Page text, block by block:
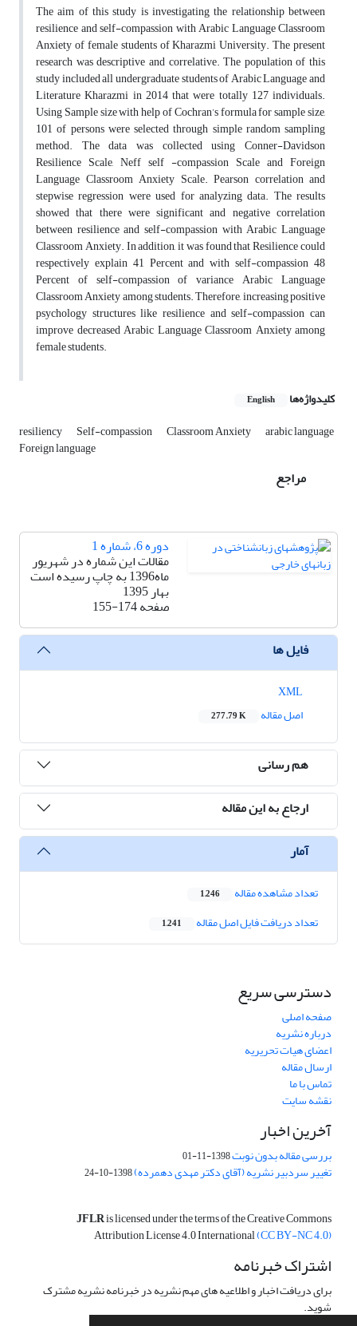
The aim of this study is investigating the relationship between
resilience and self-compassion with Arabic Language Classroom
Anxiety of female students of Kharazmi University. The present
research was descriptive and correlative. The population of this
study included all undergraduate students of Arabic Language and
Literature Kharazmi in 2014 that were totally 127 individuals.
Using Sample size with help of Cochran’s formula for sample size,
101 of persons were selected through simple random sampling
method. The data was collected using Conner-Davidson
Resilience Scale, Neff self -compassion Scale and Foreign
Language Classroom Anxiety Scale. Pearson correlation and
stepwise regression were used for analyzing data. The results
showed that there were significant and negative correlation
between resilience and self-compassion with Arabic Language
Classroom Anxiety. In addition, it was found that Resilience could
respectively explain 41 Percent and with self-compassion 48
Percent of self-compassion of variance Arabic Language
Classroom Anxiety among students. Therefore, increasing positive
psychology structures like resilience and self-compassion can
improve decreased Arabic Language Classroom Anxiety among
female students.
کلیدواژه‌ها English
resiliency Self-compassion Classroom Anxiety arabic language
Foreign language
مراجع
دوره 6، شماره 1
مقالات این شماره در شهریور
ماه1396 به چاپ رسیده است
بهار 1395
صفحه155-174
فایل ها
اصل مقاله
277.79 K
هم رسانی
ارجاع به این مقاله
آمار
تعداد مشاهده مقاله 1,246
تعداد دریافت فایل اصل مقاله 1,241
دسترسی سریع
صفحه اصلی
درباره نشریه
اعضای هیات تحریریه
ارسال مقاله
تماس با ما
نقشه سایت
آخرین اخبار
بررسی مقاله بدون نوبت1398-11-01
تغییر سردبیر نشریه (آقای دکتر مهدی دهمرده)1398-10-24
JFLRis licensed under the terms of the Creative Commons
Attribution License 4.0 International(CC BY-NC 4.0)
اشتراک خبرنامه
برای دریافت اخبار و اطلاعیه های مهم نشریه در خبرنامه نشریه مشترک
شوید.